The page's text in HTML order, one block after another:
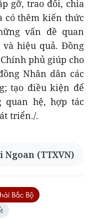
gỡ, trao đổi, chia
có thêm kiến thức
vấn đề quan
hiệu quả. Đồng
phủ giúp cho
Nhân dân các
tạo điều kiện để
quan hệ, hợp tác
triển./.
Ngoan (TTXVN)
Bắc Bộ